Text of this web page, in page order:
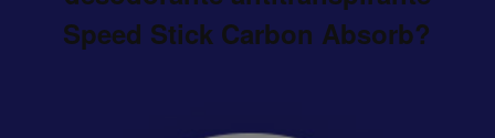
Speed Stick Carbon Absorb?